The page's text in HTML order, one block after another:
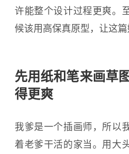
许能整个设计过程更爽。
候该用高保真原型，让这篇
先用纸和笔来画草
得更爽
我爹是一个插画师，所以
着老爹干活的家当。用大